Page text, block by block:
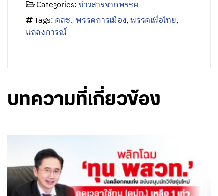
Categories:ข่าวสารจากพรรค
Tags: คสช.,พรรคการเมือง,พรรคเพื่อไทย,
แถลงการณ์
บทความที่เกี่ยวข้อง